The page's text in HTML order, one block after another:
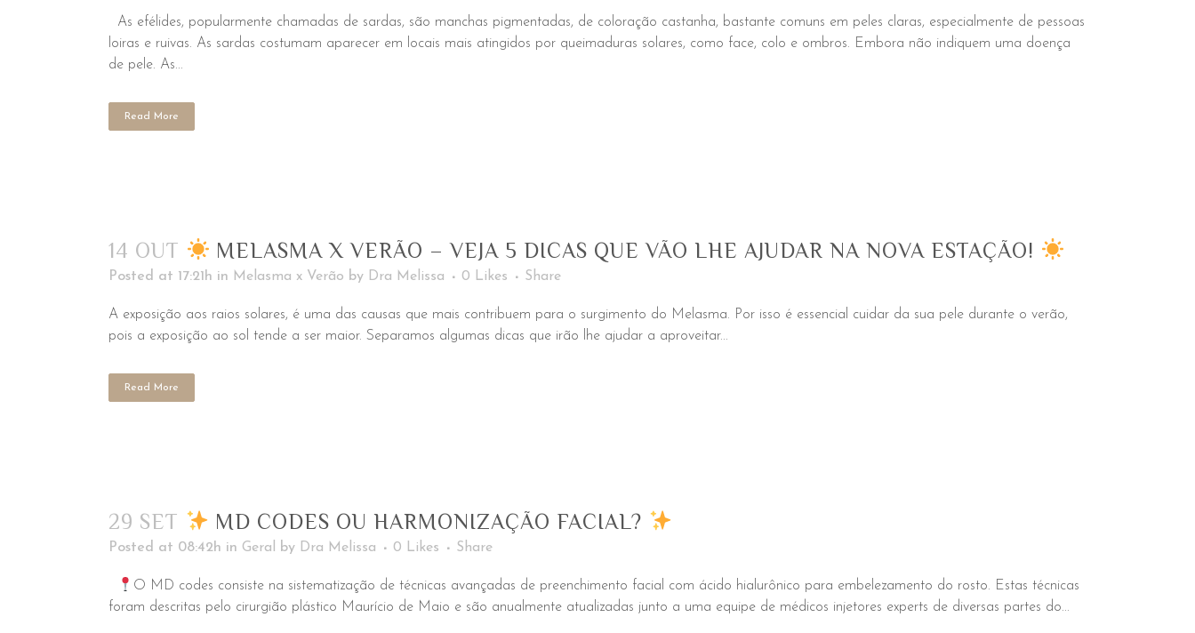
As efélides, popularmente chamadas de sardas, são manchas pigmentadas, de coloração castanha, bastante comuns em peles claras, especialmente de pessoas
loiras e ruivas. As sardas costumam aparecer em locais mais atingidos por queimaduras solares, como face, colo e ombros. Embora não indiquem uma doença
de pele. As...
Read More
14 OUT MELASMA X VERÃO – VEJA 5 DICAS QUE VÃO LHE AJUDAR NA NOVA ESTAÇÃO!
Posted at 17:21h in Melasma x Verão by Dra Melissa 0 Likes Share
A exposição aos raios solares, é uma das causas que mais contribuem para o surgimento do Melasma. Por isso é essencial cuidar da sua pele durante o verão,
pois a exposição ao sol tende a ser maior. Separamos algumas dicas que irão lhe ajudar a aproveitar...
Read More
29 SET MD CODES OU HARMONIZAÇÃO FACIAL?
Posted at 08:42h in Geral by Dra Melissa 0 Likes Share
O MD codes consiste na sistematização de técnicas avançadas de preenchimento facial com ácido hialurônico para embelezamento do rosto. Estas técnicas
foram descritas pelo cirurgião plástico Maurício de Maio e são anualmente atualizadas junto a uma equipe de médicos injetores experts de diversas partes do...